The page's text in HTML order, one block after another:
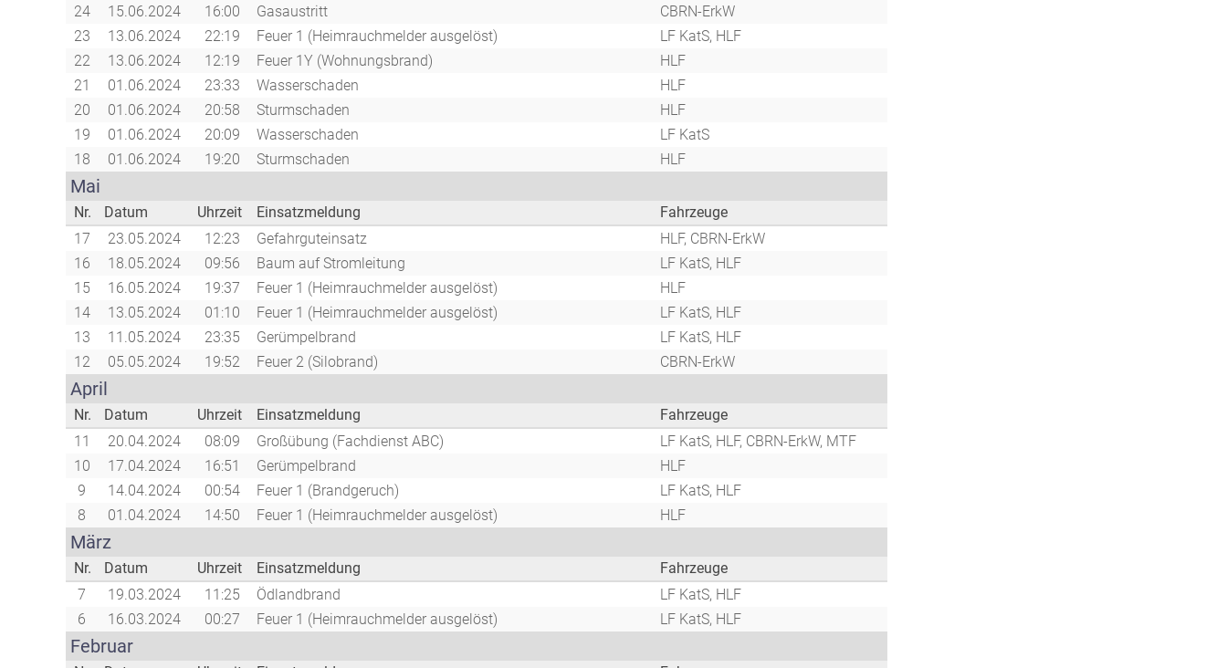
24
15.06.2024 16:00 Gasaustritt
CBRN-ErkW
23
13.06.2024 22:19 Feuer 1 (Heimrauchmelder ausgelöst)
LF KatS, HLF
22
13.06.2024 12:19 Feuer 1Y (Wohnungsbrand)
HLF
21
01.06.2024 23:33 Wasserschaden
HLF
20
01.06.2024 20:58 Sturmschaden
HLF
19
01.06.2024 20:09 Wasserschaden
LF KatS
18
01.06.2024 19:20 Sturmschaden HLF
Mai
Nr. Datum Uhrzeit Einsatzmeldung
Fahrzeuge
17
23.05.2024 12:23 Gefahrguteinsatz
HLF, CBRN-ErkW
16
18.05.2024 09:56 Baum auf Stromleitung
LF KatS, HLF
15
16.05.2024 19:37 Feuer 1 (Heimrauchmelder ausgelöst)
HLF
14
13.05.2024 01:10 Feuer 1 (Heimrauchmelder ausgelöst)
LF KatS, HLF
13
11.05.2024 23:35 Gerümpelbrand
LF KatS, HLF
12
05.05.2024 19:52 Feuer 2 (Silobrand) CBRN-ErkW
April
Nr. Datum Uhrzeit Einsatzmeldung
Fahrzeuge
11
20.04.2024 08:09 Großübung (Fachdienst ABC)
LF KatS, HLF, CBRN-ErkW, MTF
10
17.04.2024 16:51 Gerümpelbrand
HLF
9
14.04.2024 00:54 Feuer 1 (Brandgeruch)
LF KatS, HLF
8
01.04.2024 14:50 Feuer 1 (Heimrauchmelder ausgelöst) HLF
März
Nr. Datum Uhrzeit Einsatzmeldung
Fahrzeuge
7
19.03.2024 11:25 Ödlandbrand
LF KatS, HLF
6
16.03.2024 00:27 Feuer 1 (Heimrauchmelder ausgelöst) LF KatS, HLF
Februar